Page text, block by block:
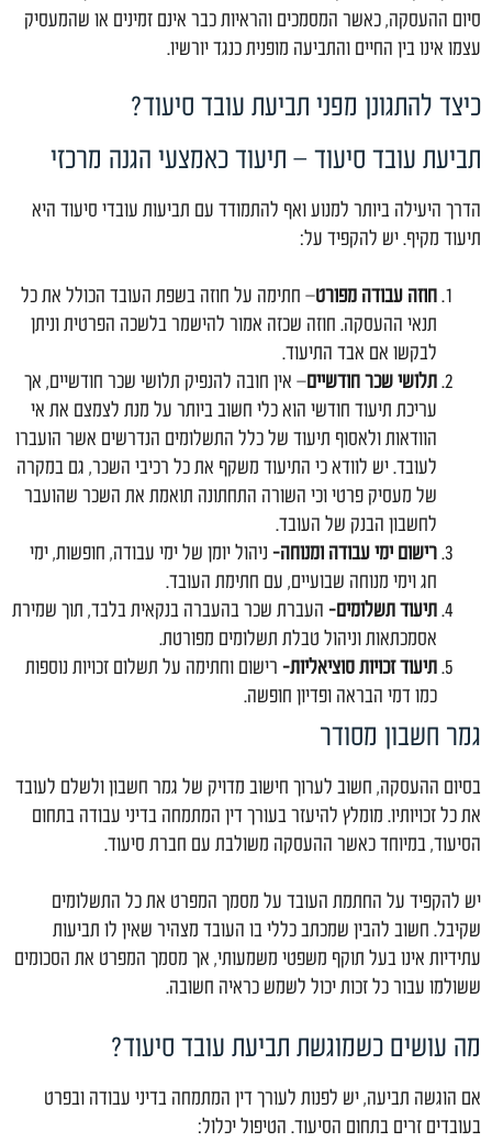
סיום ההעסקה, כאשר המסמכים והראיות כבר אינם זמינים או שהמעסיק
עצמו אינו בין החיים והתביעה מופנית כנגד יורשיו.
כיצד להתגונן מפני תביעת עובד סיעוד?
תביעת עובד סיעוד – תיעוד כאמצעי הגנה מרכזי
הדרך היעילה ביותר למנוע ואף להתמודד עם תביעות עובדי סיעוד היא
תיעוד מקיף. יש להקפיד על:
חוזה עבודה מפורט– חתימה על חוזה בשפת העובד הכולל את כל
תנאי ההעסקה. חוזה שכזה אמור להישמר בלשכה הפרטית וניתן
לבקשו אם אבד התיעוד.
תלושי שכר חודשיים– אין חובה להנפיק תלושי שכר חודשיים, אך
עריכת תיעוד חודשי הוא כלי חשוב ביותר על מנת לצמצם את אי
הוודאות ולאסוף תיעוד של כלל התשלומים הנדרשים אשר הועברו
לעובד. יש לוודא כי התיעוד משקף את כל רכיבי השכר, גם במקרה
של מעסיק פרטי וכי השורה התחתונה תואמת את השכר שהועבר
לחשבון הבנק של העובד.
רישום ימי עבודה ומנוחה- ניהול יומן של ימי עבודה, חופשות, ימי
חג וימי מנוחה שבועיים, עם חתימת העובד.
תיעוד תשלומים- העברת שכר בהעברה בנקאית בלבד, תוך שמירת
אסמכתאות וניהול טבלת תשלומים מפורטת.
תיעוד זכויות סוציאליות- רישום וחתימה על תשלום זכויות נוספות
כמו דמי הבראה ופדיון חופשה.
גמר חשבון מסודר
בסיום ההעסקה, חשוב לערוך חישוב מדויק של גמר חשבון ולשלם לעובד
את כל זכויותיו. מומלץ להיעזר בעורך דין המתמחה בדיני עבודה בתחום
הסיעוד, במיוחד כאשר ההעסקה משולבת עם חברת סיעוד.
יש להקפיד על החתמת העובד על מסמך המפרט את כל התשלומים
שקיבל. חשוב להבין שמכתב כללי בו העובד מצהיר שאין לו תביעות
עתידיות אינו בעל תוקף משפטי משמעותי, אך מסמך המפרט את הסכומים
ששולמו עבור כל זכות יכול לשמש כראיה חשובה.
מה עושים כשמוגשת תביעת עובד סיעוד?
אם הוגשה תביעה, יש לפנות לעורך דין המתמחה בדיני עבודה ובפרט
בעובדים זרים בתחום הסיעוד. הטיפול יכלול: